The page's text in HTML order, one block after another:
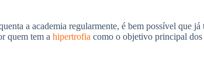
a academia regularmente, é bem possível que
quem tem a hipertrofia como o objetivo principal dos